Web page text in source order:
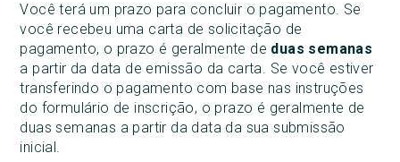
Você terá um prazo para concluir o pagamento. Se
você recebeu uma carta de solicitação de
pagamento, o prazo é geralmente de duas semanas
a partir da data de emissão da carta. Se você estiver
transferindo o pagamento com base nas instruções
do formulário de inscrição, o prazo é geralmente de
duas semanas a partir da data da sua submissão
inicial.